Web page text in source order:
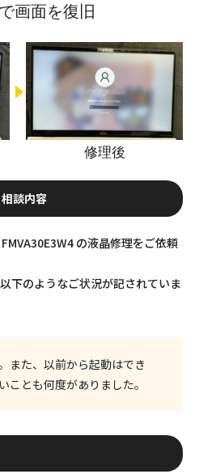
画面を復旧
修理後
談内容
の液晶修理をご依頼
下のようなご状況が記されていま
また、以前から起動はでき
ことも何度がありました。